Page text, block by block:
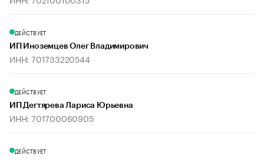
ДЕЙСТВУЕТ
ИП Иноземцев Олег Владимирович
ИНН: 701733220544
ДЕЙСТВУЕТ
ИП Дегтярева Лариса Юрьевна
ИНН: 701700060905
ДЕЙСТВУЕТ